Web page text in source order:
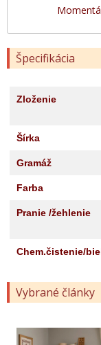
Špecifikácia
Zloženie
Šírka
Gramáž
Farba
Pranie /žehlenie
Chem.čistenie/
Vybrané články